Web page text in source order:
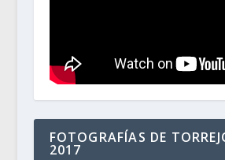
FOTOGRAFÍAS DE
2017